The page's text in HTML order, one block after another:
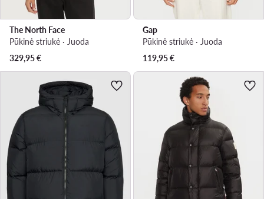
The North Face
Pūkinė striukė · Juoda
329,95€
Gap
Pūkinė striukė · Juoda
119,95€